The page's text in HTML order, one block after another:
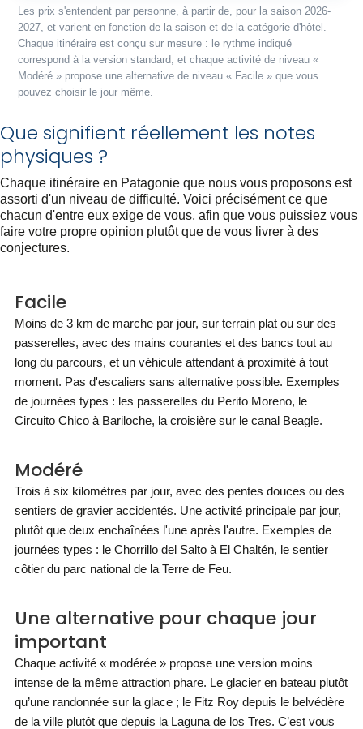
Les prix s'entendent par personne, à partir de, pour la saison 2026-
2027, et varient en fonction de la saison et de la catégorie d'hôtel.
Chaque itinéraire est conçu sur mesure : le rythme indiqué
correspond à la version standard, et chaque activité de niveau «
Modéré » propose une alternative de niveau « Facile » que vous
pouvez choisir le jour même.
Que signifient réellement les notes
physiques ?
Chaque itinéraire en Patagonie que nous vous proposons est
assorti d'un niveau de difficulté. Voici précisément ce que
chacun d'entre eux exige de vous, afin que vous puissiez vous
faire votre propre opinion plutôt que de vous livrer à des
conjectures.
Facile
Moins de 3 km de marche par jour, sur terrain plat ou sur des
passerelles, avec des mains courantes et des bancs tout au
long du parcours, et un véhicule attendant à proximité à tout
moment. Pas d'escaliers sans alternative possible. Exemples
de journées types : les passerelles du Perito Moreno, le
Circuito Chico à Bariloche, la croisière sur le canal Beagle.
Modéré
Trois à six kilomètres par jour, avec des pentes douces ou des
sentiers de gravier accidentés. Une activité principale par jour,
plutôt que deux enchaînées l'une après l'autre. Exemples de
journées types : le Chorrillo del Salto à El Chaltén, le sentier
côtier du parc national de la Terre de Feu.
Une alternative pour chaque jour
important
Chaque activité « modérée » propose une version moins
intense de la même attraction phare. Le glacier en bateau plutôt
qu’une randonnée sur la glace ; le Fitz Roy depuis le belvédère
de la ville plutôt que depuis la Laguna de los Tres. C’est vous